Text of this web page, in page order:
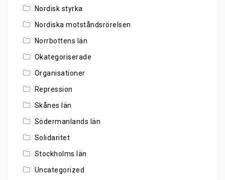
Nordisk styrka
Nordiska motståndsrörelsen
Norrbottens län
Okategoriserade
Organisationer
Repression
Skånes län
Södermanlands län
Solidaritet
Stockholms län
Uncategorized